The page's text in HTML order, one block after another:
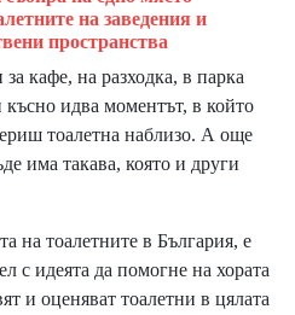
на заведения и
пространства
кафе, на разходка, в парка
идва моментът, в който
тоалетна наблизо. А още
има такава, която и други
на тоалетните в България, е
с идеята да помогне на хората
и оценяват тоалетни в цялата